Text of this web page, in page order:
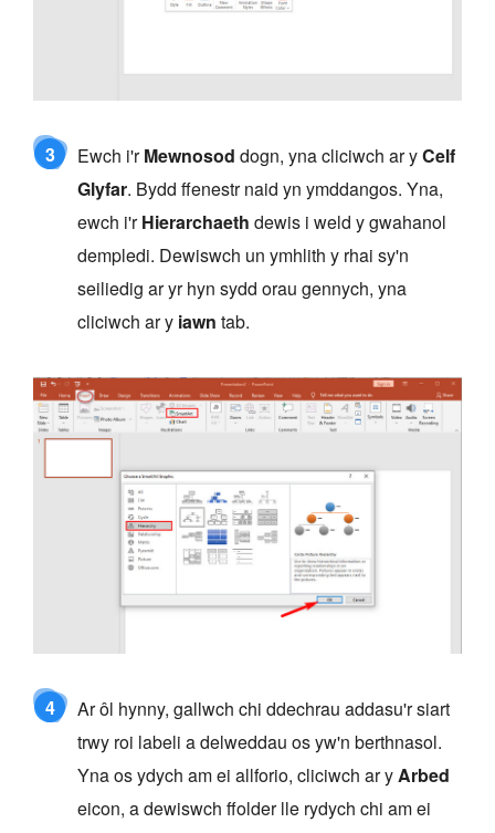
3 Ewch i'rMewnosod dogn, yna cliciwch ar yCelf
Glyfar. Bydd ffenestr naid yn ymddangos. Yna,
ewch i'rHierarchaeth dewis i weld y gwahanol
dempledi. Dewiswch un ymhlith y rhai sy'n
seiliedig ar yr hyn sydd orau gennych, yna
cliciwch ar y iawn tab.
4
Ar ôl hynny, gallwch chi ddechrau addasu'r siart
trwy roi labeli a delweddau os yw'n berthnasol.
Yna os ydych am ei allforio, cliciwch ar yArbed
eicon, a dewiswch ffolder lle rydych chi am ei